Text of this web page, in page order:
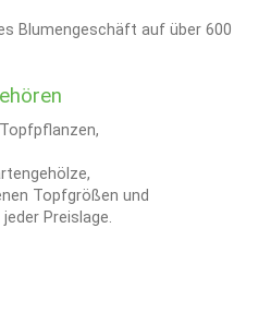
Blumengeschäft auf über 600
Topfgrößen und
Preislage.